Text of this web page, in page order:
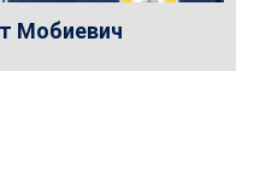
Мобиевич